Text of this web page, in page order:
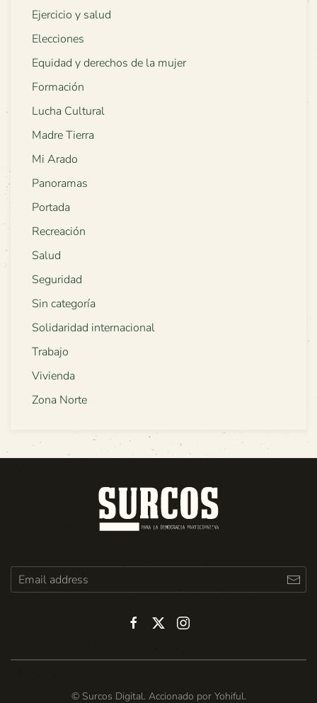
Ejercicio y salud
Elecciones
Equidad y derechos de la mujer
Formación
Lucha Cultural
Madre Tierra
Mi Arado
Panoramas
Portada
Recreación
Salud
Seguridad
Sin categoría
Solidaridad internacional
Trabajo
Vivienda
Zona Norte
© Surcos Digital. Accionado por Yohiful.